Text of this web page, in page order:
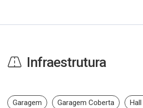
Infraestrutura
Garagem Garagem Coberta